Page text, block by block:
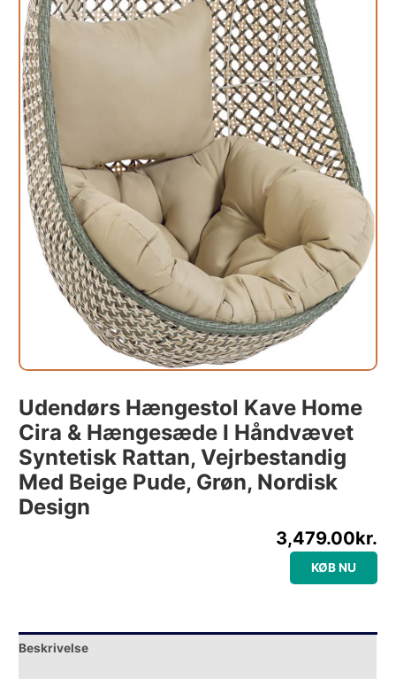
Udendørs Hængestol Kave Home
Cira & Hængesæde I Håndvævet
Syntetisk Rattan, Vejrbestandig
Med Beige Pude, Grøn, Nordisk
Design
3,479.00kr.
KØB NU
Beskrivelse